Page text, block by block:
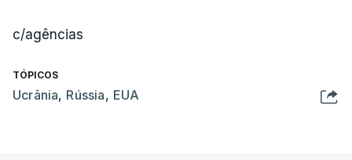
c/agências
TÓPICOS
Ucrânia, Rússia, EUA